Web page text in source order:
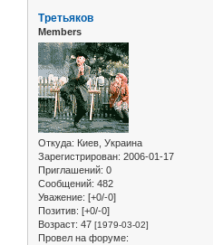
Третьяков
Members
Откуда: Киев, Украина
Зарегистрирован: 2006-01-17
Приглашений: 0
Сообщений: 482
Уважение: [+0/-0]
Позитив: [+0/-0]
Возраст: 47 [1979-03-02]
Провел на форуме: